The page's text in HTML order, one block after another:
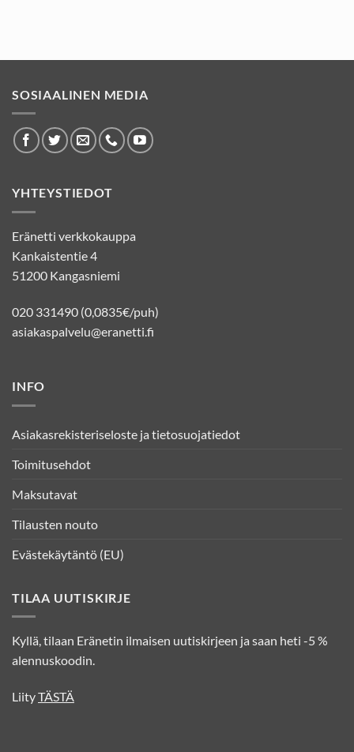
SOSIAALINEN MEDIA
YHTEYSTIEDOT
Eränetti verkkokauppa
Kankaistentie 4
51200 Kangasniemi
020 331490 (0,0835€/puh)
asiakaspalvelu@eranetti.fi
INFO
Asiakasrekisteriseloste ja tietosuojatiedot
Toimitusehdot
Maksutavat
Tilausten nouto
Evästekäytäntö (EU)
TILAA UUTISKIRJE
Kyllä, tilaan Eränetin ilmaisen uutiskirjeen ja saan heti -5 %
alennuskoodin.
LiityTÄSTÄ